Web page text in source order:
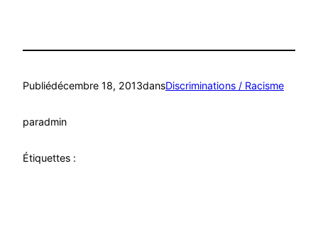
Publiédécembre 18, 2013dansDiscriminations / Racisme
paradmin
Étiquettes :